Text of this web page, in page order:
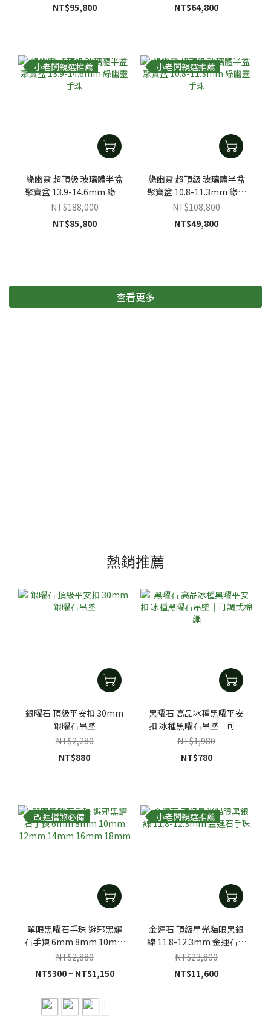
NT$95,800
NT$64,800
小老闆親選推薦
綠幽靈 超頂級 玻璃體半盆
聚寶盆 13.9-14.6mm 綠幽
靈手珠
NT$188,000
NT$85,800
小老闆親選推薦
綠幽靈 超頂級 玻璃體半盆
聚寶盆 10.8-11.3mm 綠幽
靈手珠
NT$108,800
NT$49,800
查看更多
熱銷推薦
銀曜石 頂級平安扣 30mm
銀曜石吊墜
NT$2,280
NT$880
黑曜石 高品冰種黑曜平安
扣 冰種黑曜石吊墜｜可調
式棉繩
NT$1,980
NT$780
改運擋煞必備
單眼黑曜石手珠 避邪黑耀
石手鍊 6mm 8mm 10mm
12mm 14mm 16mm
NT$2,880
NT$300 ~ NT$1,150
小老闆親選推薦
金運石 頂級星光貓眼黑銀
線 11.8-12.3mm 金運石手
珠
NT$23,800
NT$11,600